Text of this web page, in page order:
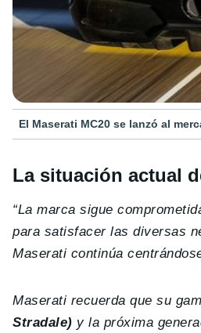
El Maserati MC20 se lanzó al
La situación actual
“La marca sigue
para satisfacer las diversas
Maserati continúa
Maserati recuerda que su
Stradale) y la próxima